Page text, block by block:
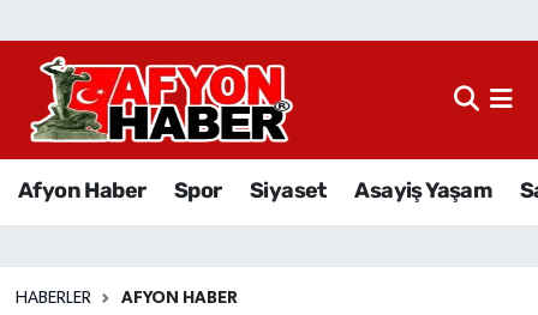
Afyon Haber Spor Siyaset Asayiş Yaşam
HABERLER AFYON HABER
Afyon Haber